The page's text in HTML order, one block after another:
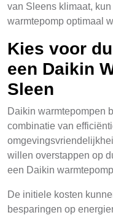
van Sleens klimaat,
warmtepomp optimaal
Kies voor
een Daikin
Sleen
Daikin warmtepompen
combinatie van
willen overstappen op
een Daikin
De initiele kosten
besparingen op